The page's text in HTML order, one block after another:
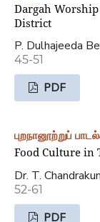
Dargah
District
P. Dulhajeeda
45-51
PDF
புறநானூற்றுப்
Food Culture in
Dr. T.
52-61
PDF